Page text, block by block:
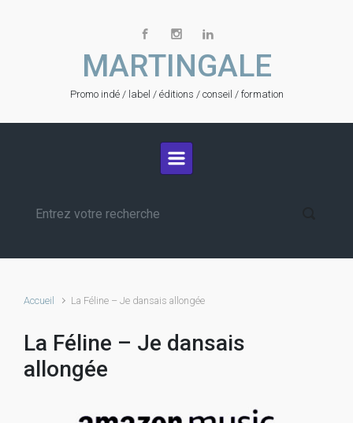
MARTINGALE
Promo indé / label / éditions / conseil / formation
Accueil La Féline – Je dansais allongée
La Féline – Je dansais
allongée